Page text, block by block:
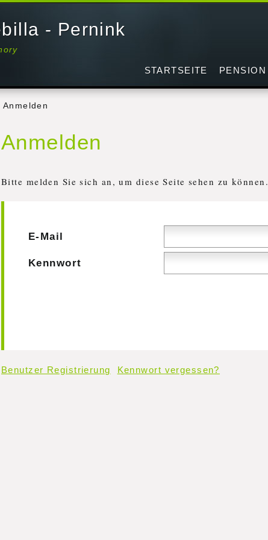
- Pernink
Anmelden
Anmelden
Bitte melden Sie sich an, um diese Seite sehen zu können.
E-Mail
Kennwort
Benutzer Registrierung Kennwort vergessen?
STARTSEITE PENSION